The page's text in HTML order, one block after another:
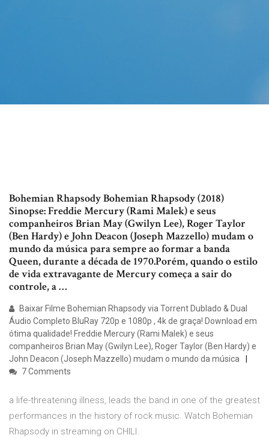
Bohemian Rhapsody Bohemian Rhapsody (2018)
Sinopse: Freddie Mercury (Rami Malek) e seus
companheiros Brian May (Gwilyn Lee), Roger Taylor
(Ben Hardy) e John Deacon (Joseph Mazzello) mudam o
mundo da música para sempre ao formar a banda
Queen, durante a década de 1970.Porém, quando o estilo
de vida extravagante de Mercury começa a sair do
controle, a …
Baixar Filme Bohemian Rhapsody via Torrent Dublado & Dual
Áudio Completo BluRay 720p e 1080p , 4k de graça! Download em
ótima qualidade! Freddie Mercury (Rami Malek) e seus
companheiros Brian May (Gwilyn Lee), Roger Taylor (Ben Hardy) e
John Deacon (Joseph Mazzello) mudam o mundo da música
7 Comments
a life-threatening illness, leads the band in one of the greatest
performances in the history of rock music. Watch Bohemian
Rhapsody in streaming on CHILI.